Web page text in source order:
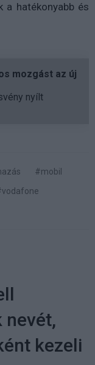
a hatékonyabb és
mozgást az új
nyílt
#mobil
nevét,
kezeli